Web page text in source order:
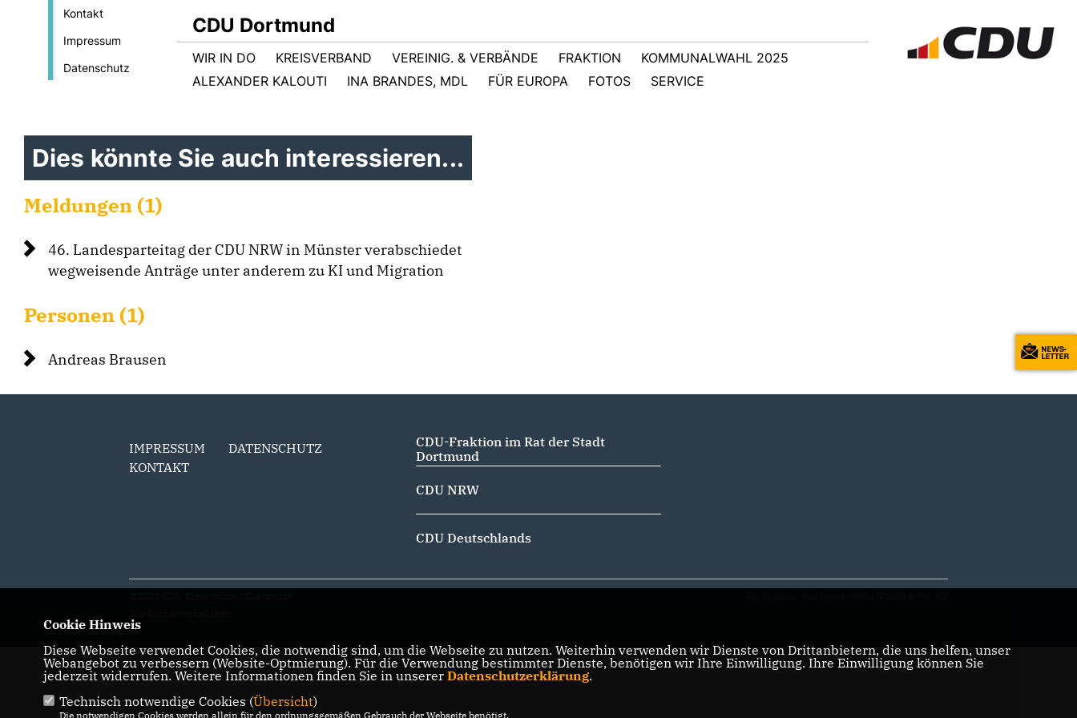
Kontakt
Impressum
Datenschutz
CDU Dortmund
WIR IN DO KREISVERBAND VEREINIG. & VERBÄNDE FRAKTION
KOMMUNALWAHL 2025
ALEXANDER KALOUTI
INA BRANDES, MDL FÜR EUROPA FOTOS SERVICE
Dies könnte Sie auch interessieren...
Meldungen (1)
46. Landesparteitag der CDU NRW in Münster verabschiedet
wegweisende Anträge unter anderem zu KI und Migration
Personen (1)
Andreas Brausen
IMPRESSUM
DATENSCHUTZ
KONTAKT
CDU-Fraktion im Rat der Stadt
Dortmund
CDU NRW
CDU Deutschlands
Cookie Hinweis
Diese Webseite verwendet Cookies, die notwendig sind, um die Webseite zu nutzen. Weiterhin verwenden wir Dienste von Drittanbietern, die uns helfen, unser
Webangebot zu verbessern (Website-Optmierung). Für die Verwendung bestimmter Dienste, benötigen wir Ihre Einwilligung. Ihre Einwilligung können Sie
jederzeit widerrufen. Weitere Informationen finden Sie in unserer Datenschutzerklärung.
Technisch notwendige Cookies (Übersicht)
Die notwendigen Cookies werden allein für den ordnungsgemäßen Gebrauch der Webseite benötigt.